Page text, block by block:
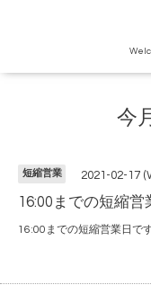
今
短縮営業 2021-02-17
16:00までの短縮営
16:00までの短縮営業日で